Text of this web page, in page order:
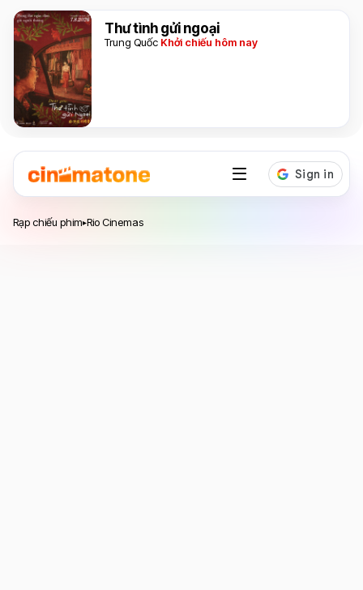
Thư tình gửi ngoại
Trung Quốc Khởi chiếu hôm nay
Rạp chiếu phim▸Rio Cinemas